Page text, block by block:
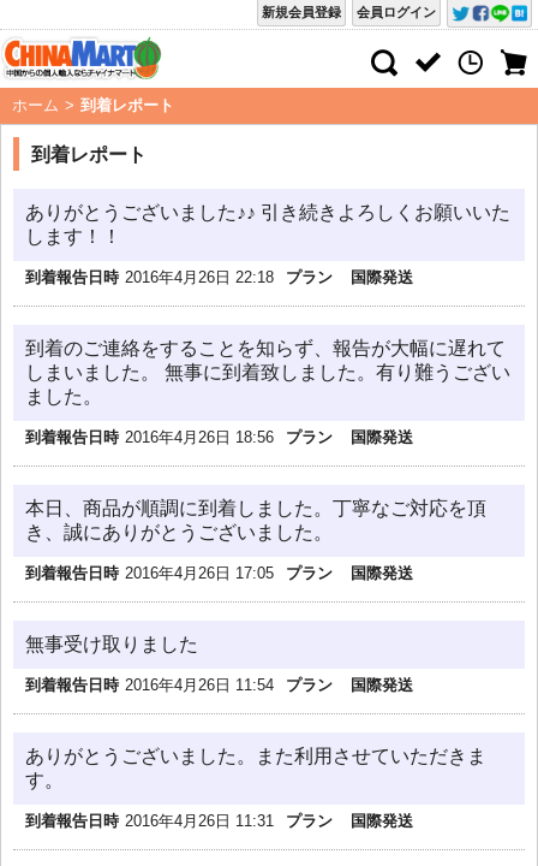
会員ログイン
新規会員登録
ホーム > 到着レポート
到着レポート
ありがとうございました♪♪ 引き続きよろしくお願いいた
します！！
到着報告日時 2016年4月26日 22:18 プラン 国際発送
到着のご連絡をすることを知らず、報告が大幅に遅れて
しまいました。 無事に到着致しました。有り難うござい
ました。
到着報告日時 2016年4月26日 18:56 プラン 国際発送
本日、商品が順調に到着しました。丁寧なご対応を頂
き、誠にありがとうございました。
到着報告日時 2016年4月26日 17:05 プラン 国際発送
無事受け取りました
到着報告日時 2016年4月26日 11:54 プラン 国際発送
ありがとうございました。また利用させていただきま
す。
到着報告日時 2016年4月26日 11:31 プラン 国際発送